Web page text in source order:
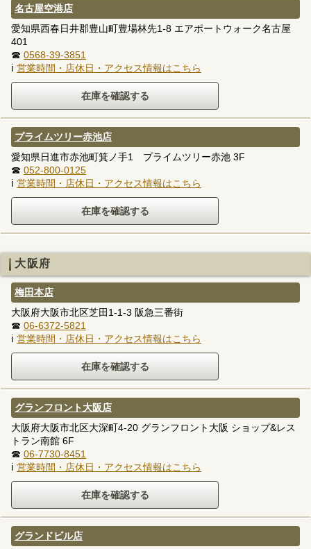
名古屋空港店
愛知県西春日井郡豊山町豊場林先1-8 エアポートウォーク名古屋
401
☎ 0568-39-3851
ℹ 営業時間・店休日・アクセス情報はこちら
プライムツリー赤池店
愛知県日進市赤池町箕ノ手1 プライムツリー赤池 3F
☎ 052-800-0125
ℹ 営業時間・店休日・アクセス情報はこちら
大阪府
梅田本店
大阪府大阪市北区芝田1-1-3 阪急三番街
☎ 06-6372-5821
ℹ 営業時間・店休日・アクセス情報はこちら
グランフロント大阪店
大阪府大阪市北区大深町4-20 グランフロント大阪 ショップ&レス
トラン南館 6F
☎ 06-7730-8451
ℹ 営業時間・店休日・アクセス情報はこちら
グランドビル店